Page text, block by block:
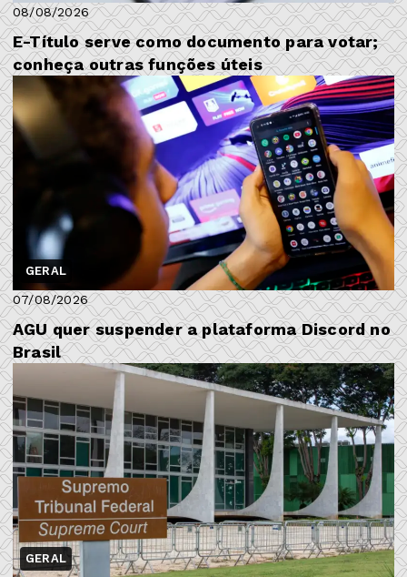
08/08/2026
E-Título serve como documento para votar;
conheça outras funções úteis
GERAL
07/08/2026
AGU quer suspender a plataforma Discord no
Brasil
GERAL